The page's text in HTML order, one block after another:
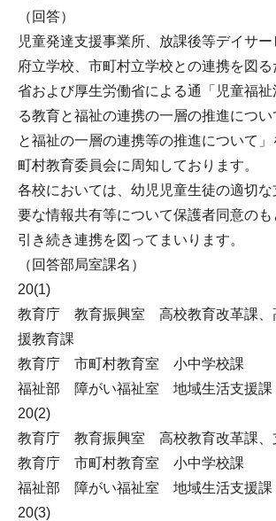
（回答）
児童発達支援事業所、放課後等デイサー
府立学校、市町村立学校との連携を図
省および厚生労働省による通「児童福祉
る教育と福祉の連携の一層の推進につ
と福祉の一層の連携等の推進について
町村教育委員会に周知しております。
各校においては、幼児児童生徒の適切
要な情報共有等について保護者同意のも
引き続き連携を図ってまいります。
（回答部局室課名）
20(1)
教育庁 教育振興室 高校教育改革課、
援教育課
教育庁 市町村教育室 小中学校課
福祉部 障がい福祉室 地域生活支援課
20(2)
教育庁 教育振興室 高校教育改革課、
教育庁 市町村教育室 小中学校課
福祉部 障がい福祉室 地域生活支援課
20(3)